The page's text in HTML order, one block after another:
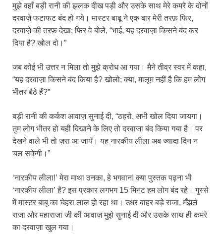
मुझे वहाँ बड़ी रानी की झलक दीख पड़ी और उसके साथ मेरे कमरे के दोनों
दरवाज़े फटाफट बंद हो गये। मास्टर बाबू ने एक बार मेरी तरफ़ फिर,
दरवाज़े की तरफ़ देखा; फिर वे बोले, “भाई, यह दरवाज़ा किसने बंद कर
दिया है? खोल दो।”
जब कोई भी उत्तर न मिला तो मुझे क्रोध आ गया। मैने तीव्र स्वर में कहा,
“यह दरवाज़ा किसने बंद किया है? खोलो; क्या, मालूम नहीं है कि हम लोग
भीतर बैठे हैं?”
बड़ी रानी की कर्कश आवाज़ सुनाई दी, “ठहरो, अभी खोल दिया जायगा।
तुम लोग भीतर हो यही दिखाने के लिए तो दरवाजा बंद किया गया है। पर
देखने वाले भी तो ज़रा आ जायँ। यह नारकीय लीला अब ज्यादा दिन न
चल सकेगी।”
‘नारकीय लीला!’ मेरा माथा ठनका, हे भगवान! क्या पुस्तक पढ़ना भी
‘नारकीय लीला’ है? इस प्रकार लगभग 15 मिनट हम लोग बंद रहे। गुस्से
में मास्टर बाबू का चेहरा लाल हो रहा था। उधर बाहर बड़े राजा, मँझले
राजा और महाराजा जी की आवाज़ मुझे सुनाई दी और उसके साथ ही कमरे
का दरवाज़ा खुल गया।